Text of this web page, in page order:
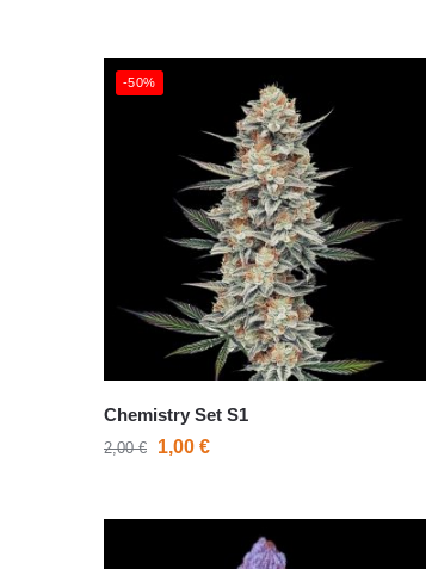
-50%
Chemistry Set S1
2,00€ 1,00 €